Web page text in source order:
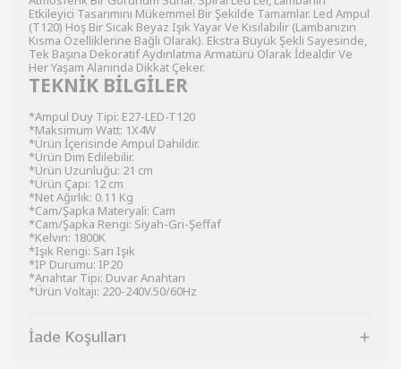
Etkileyici Tasarımını Mükemmel Bir Şekilde Tamamlar. Led Ampul
(T120) Hoş Bir Sıcak Beyaz Işık Yayar Ve Kısılabilir (Lambanızın
Kısma Özelliklerine Bağlı Olarak). Ekstra Büyük Şekli Sayesinde,
Tek Başına Dekoratif Aydınlatma Armatürü Olarak İdealdir Ve
Her Yaşam Alanında Dikkat Çeker.
TEKNİK BİLGİLER
*Ampul Duy Tipi: E27-LED-T120
*Maksimum Watt: 1X4W
*Ürün İçerisinde Ampul Dahildir.
*Ürün Dim Edilebilir.
*Ürün Uzunluğu: 21 cm
*Ürün Çapı: 12 cm
*Net Ağırlık: 0.11 Kg
*Cam/Şapka Materyali: Cam
*Cam/Şapka Rengi: Siyah-Gri-Şeffaf
*Kelvın: 1800K
*Işık Rengi: Sarı Işık
*IP Durumu: IP20
*Anahtar Tipi: Duvar Anahtarı
*Ürün Voltajı: 220-240V.50/60Hz
İade Koşulları